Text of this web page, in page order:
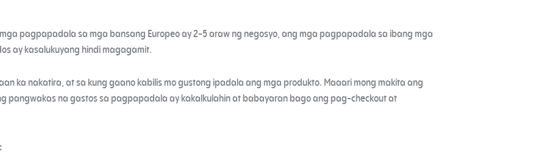
pagpapadala sa mga bansang Europeo ay 2-5 araw ng negosyo, ang mga pagpapadala sa ibang mga
ay kasalukuyang hindi magagamit.
ka nakatira, at sa kung gaano kabilis mo gustong ipadala ang mga produkto. Maaari mong makita ang
pangwakas na gastos sa pagpapadala ay kakalkulahin at babayaran bago ang pag-checkout at